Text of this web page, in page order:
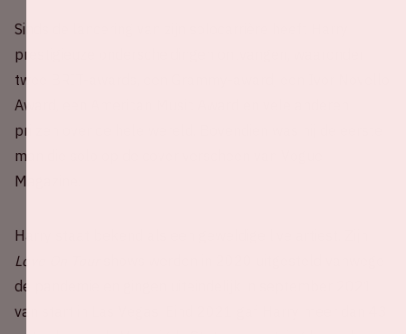
Sinds de lancering van zijn solocarrière heeft Harry
prestigieuze onderscheidingen ontvangen, waaronder
twee BRIT-awards, een Grammy-award, een Ivor Novello
Award, een American Music Award en vele anderen
prijzen over de hele wereld. Bovendien was hij de eerste
man die solo op de cover verscheen van Vogue
Magazine.
Harry staat bekend als een geweldige live artiest. Zijn
Love On Tour
de pandemie en gingen uiteindelijk in september 2021
van start in Las Vegas. Eind 2021 gaf Harry meer dan 43